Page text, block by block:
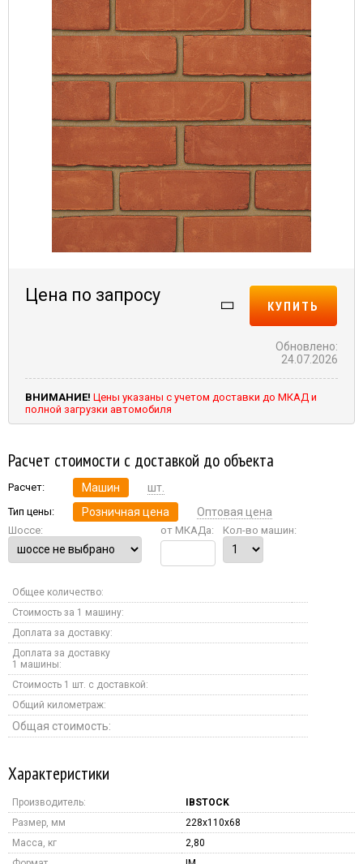
Цена по запросу
КУПИТЬ
Обновлено:
24.07.2026
ВНИМАНИЕ! Цены указаны с учетом доставки до МКАД и
полной загрузки автомобиля
Расчет стоимости с доставкой до объекта
Расчет: Машин шт.
Тип цены: Розничная цена Оптовая цена
Шоссе: от МКАДа: Кол-во машин:
Общее количество:
Стоимость за 1 машину:
Доплата за доставку:
Доплата за доставку
1 машины:
Стоимость 1 шт. с доставкой:
Общий километраж:
Общая стоимость:
Характеристики
Производитель:
IBSTOCK
Размер, мм
228x110x68
Масса, кг
2,80